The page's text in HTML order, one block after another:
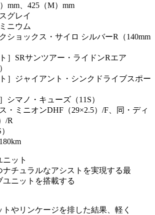
mm、425（M）mm
グレイ
ニウム
ショックス・サイロ シルバーR（140mm
］SRサンツアー・ライドンRエア
］ジャイアント・シンクドライブスポー
シマノ・キューズ（11S）
・ミニオンDHF（29×2.5）/F、同・ディ
/R
ナチュラルなアシストを実現する最
ユニットを搭載する
やリンケージを排した結果、軽く